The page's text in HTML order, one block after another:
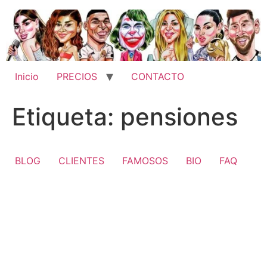
contenido
Inicio PRECIOS CONTACTO
Etiqueta: pensiones
BLOG CLIENTES FAMOSOS BIO FAQ